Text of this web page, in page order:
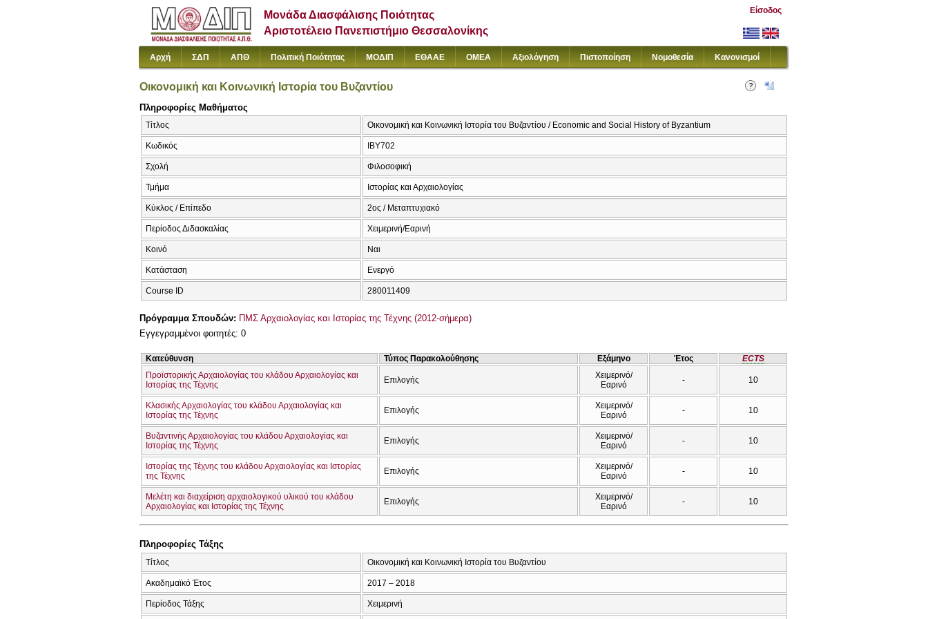
Μονάδα Διασφάλισης Ποιότητας
Αριστοτέλειο Πανεπιστήμιο Θεσσαλονίκης
Είσοδος
Αρχή ΣΔΠ ΑΠΘ Πολιτική Ποιότητας ΜΟΔΙΠ ΕΘΑΑΕ ΟΜΕΑ Αξιολόγηση Πιστοποίηση Νομοθεσία Κανονισμοί
Οικονομική και Κοινωνική Ιστορία του Βυζαντίου
Πληροφορίες Μαθήματος
Τίτλος Οικονομική και Κοινωνική Ιστορία του Βυζαντίου / Economic and Social History of Byzantium
Κωδικός ΙΒΥ702
Σχολή Φιλοσοφική
Τμήμα Ιστορίας και Αρχαιολογίας
Κύκλος / Επίπεδο 2ος / Μεταπτυχιακό
Περίοδος Διδασκαλίας Χειμερινή/Εαρινή
Κοινό Ναι
Κατάσταση Ενεργό
Course ID 280011409
Πρόγραμμα Σπουδών: ΠΜΣ Αρχαιολογίας και Ιστορίας της Τέχνης (2012-σήμερα)
Εγγεγραμμένοι φοιτητές: 0
Κατεύθυνση Τύπος Παρακολούθησης Εξάμηνο Έτος
ECTS
Προϊστορικής Αρχαιολογίας του κλάδου Αρχαιολογίας και
Ιστορίας της Τέχνης
Επιλογής
Χειμερινό/
Εαρινό
- 10
Κλασικής Αρχαιολογίας του κλάδου Αρχαιολογίας και
Ιστορίας της Τέχνης
Επιλογής
Χειμερινό/
Εαρινό
- 10
Βυζαντινής Αρχαιολογίας του κλάδου Αρχαιολογίας και
Ιστορίας της Τέχνης
Επιλογής
Χειμερινό/
Εαρινό
- 10
Ιστορίας της Τέχνης του κλάδου Αρχαιολογίας και Ιστορίας
της Τέχνης
Επιλογής
Χειμερινό/
Εαρινό
- 10
Μελέτη και διαχείριση αρχαιολογικού υλικού του κλάδου
Αρχαιολογίας και Ιστορίας της Τέχνης
Επιλογής
Χειμερινό/
Εαρινό
- 10
Πληροφορίες Τάξης
Τίτλος Οικονομική και Κοινωνική Ιστορία του Βυζαντίου
Ακαδημαϊκό Έτος 2017 – 2018
Περίοδος Τάξης Χειμερινή